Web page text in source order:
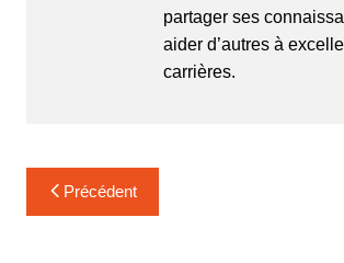
partager ses
aider d’autres à
carrières.
Navigation
de
Précédent